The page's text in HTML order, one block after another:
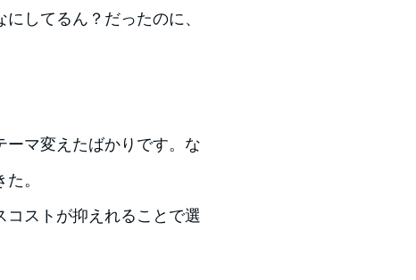
してるん？だったのに、
ーマ変えたばかりです。な
。
ストが抑えれることで選